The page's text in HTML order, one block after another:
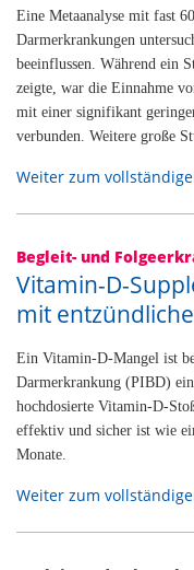
Eine Metaanalyse mit fast
Darmerkrankungen
beeinflussen. Während ein
zeigte, war die Einnahme
mit einer signifikant
verbunden. Weitere große
Weiter zum
Begleit- und
Vitamin-D-
mit
Ein Vitamin-D-Mangel ist
Darmerkrankung (PIBD)
hochdosierte Vitamin-D-
effektiv und sicher ist wie
Monate.
Weiter zum